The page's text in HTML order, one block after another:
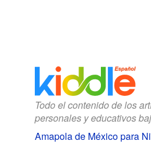
Todo el contenido de los
personales y educativos
Amapola de México para